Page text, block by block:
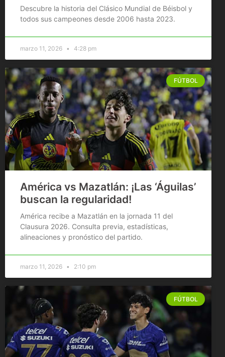
Descubre la historia del Clásico Mundial de Béisbol y
todos sus campeones desde 2006 hasta 2023.
marzo 11, 2026 4:28 pm
FÚTBOL
América vs Mazatlán: ¡Las ‘Águilas’
buscan la regularidad!
América recibe a Mazatlán en la jornada 11 del
Clausura 2026. Consulta previa, estadísticas,
alineaciones y pronóstico del partido.
marzo 11, 2026 2:10 pm
FÚTBOL